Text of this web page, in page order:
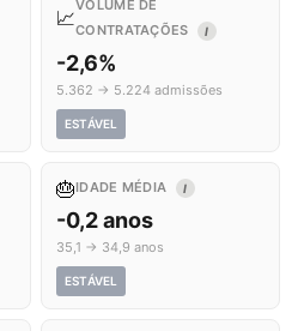
📈
VOLUME DE
CONTRATAÇÕES
I
-2,6%
5.362 → 5.224 admissões
ESTÁVEL
🎂IDADE MÉDIA I
-0,2 anos
35,1 → 34,9 anos
ESTÁVEL